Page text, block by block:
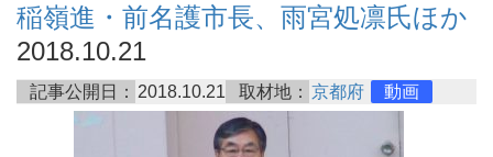
稲嶺進・前名護市長、雨宮処凛氏ほか
2018.10.21
記事公開日： 2018.10.21 取材地： 京都府 動画